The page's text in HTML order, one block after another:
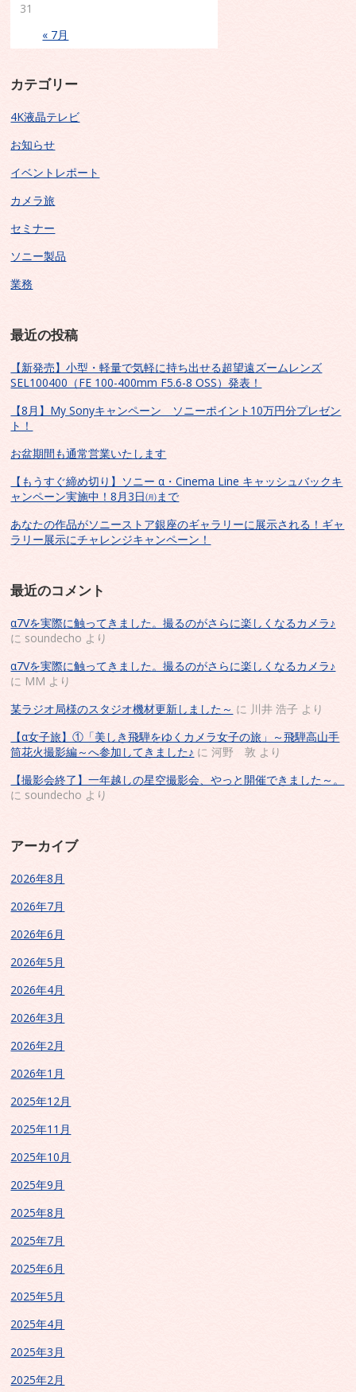
« 7月
31
カテゴリー
4K液晶テレビ
お知らせ
イベントレポート
カメラ旅
セミナー
ソニー製品
業務
最近の投稿
【新発売】小型・軽量で気軽に持ち出せる超望遠ズームレンズ
SEL100400（FE 100-400mm F5.6-8 OSS）発表！
【8月】My Sonyキャンペーン ソニーポイント10万円分プレゼン
ト！
お盆期間も通常営業いたします
【もうすぐ締め切り】ソニー α・Cinema Line キャッシュバックキ
ャンペーン実施中！8月3日㈪まで
あなたの作品がソニーストア銀座のギャラリーに展示される！ギャ
ラリー展示にチャレンジキャンペーン！
最近のコメント
α7Vを実際に触ってきました。撮るのがさらに楽しくなるカメラ♪
に soundecho より
α7Vを実際に触ってきました。撮るのがさらに楽しくなるカメラ♪
に MM より
某ラジオ局様のスタジオ機材更新しました～ に 川井 浩子 より
【α女子旅】①「美しき飛騨をゆくカメラ女子の旅」～飛騨高山手
筒花火撮影編～へ参加してきました♪ に河野 敦 より
【撮影会終了】一年越しの星空撮影会、やっと開催できました～。
に soundecho より
アーカイブ
2026年8月
2026年7月
2026年6月
2026年5月
2026年4月
2026年3月
2026年2月
2026年1月
2025年12月
2025年11月
2025年10月
2025年9月
2025年8月
2025年7月
2025年6月
2025年5月
2025年4月
2025年3月
2025年2月